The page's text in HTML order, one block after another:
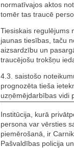
normatīvajos aktos
tomēr tas traucē
Tiesiskais regulējums
jaunas tiesības, taču
aizsardzību un
traucējošu trokšņu
4.3. saistošo
prognozēta tieša
uzņēmējdarbības vidi
Institūcija, kurā
persona var vērsties
piemērošanā, ir
Pašvaldības policija